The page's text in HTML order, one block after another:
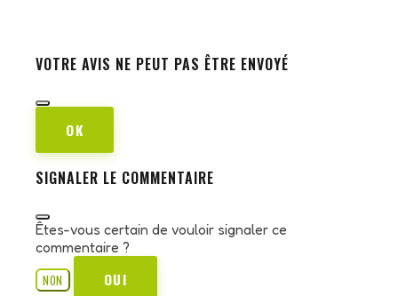
VOTRE AVIS NE PEUT PAS ÊTRE ENVOYÉ
OK
SIGNALER LE COMMENTAIRE
Êtes-vous certain de vouloir signaler ce
commentaire ?
NON
OUI